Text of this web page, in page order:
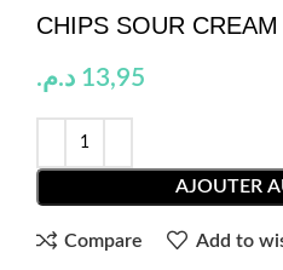
CHIPS SOUR
13,95 د.م.
AJOUTER
Compare Add to